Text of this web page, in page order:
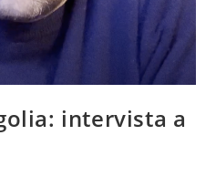
intervista a